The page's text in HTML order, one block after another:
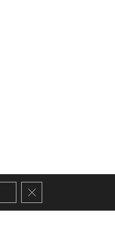
Zavřít cookie lištu